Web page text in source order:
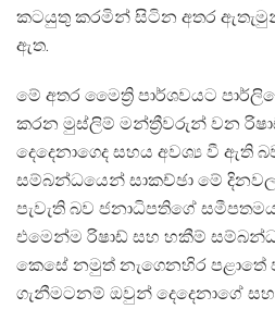
කටයුතු කරමින් සිටින අතර
ඇත.
මේ අතර මෛත්‍රි පාර්ශවයට
කරන මුස්ලිම් මන්ත්‍රීවරුන් වන
දෙදෙනාගෙද සහය අවශ්‍ය වී ඇති
සම්බන්ධයෙන් සාකච්ඡා මේ දිනවල
පැවැති බව ජනාධිපතිගේ
එමෙන්ම රිෂාඩ් සහ හකීම්
කෙසේ නමුත් නැගෙනහිර පළාතේ
ගැනීමටනම් ඔවුන් දෙදෙනාගේ